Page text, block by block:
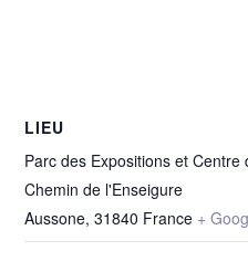
LIEU
Parc des Expositions et
Chemin de l'Enseigure
Aussone, 31840 France +